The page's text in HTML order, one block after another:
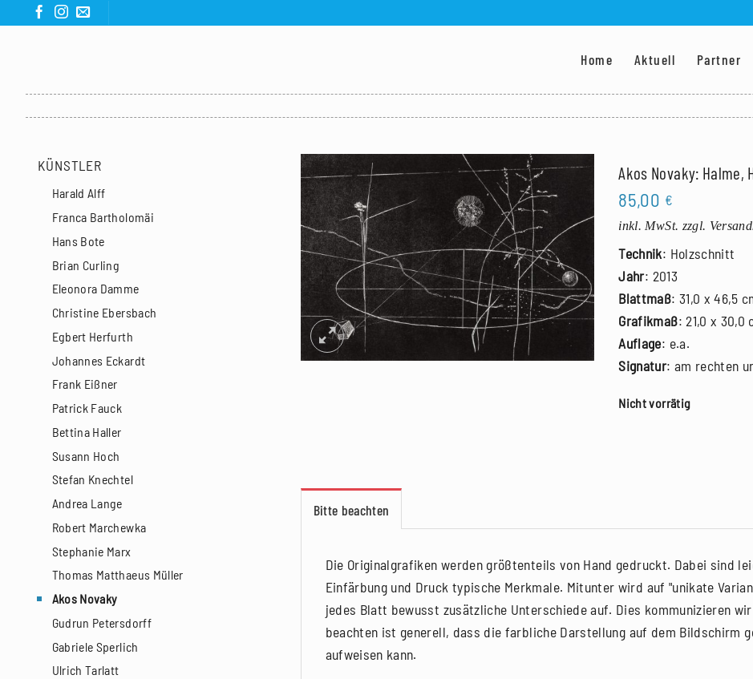
Home Aktuell Partner
KÜNSTLER
Harald Alff
Franca Bartholomäi
Hans Bote
Brian Curling
Eleonora Damme
Christine Ebersbach
Egbert Herfurth
Johannes Eckardt
Frank Eißner
Patrick Fauck
Bettina Haller
Susann Hoch
Stefan Knechtel
Andrea Lange
Robert Marchewka
Stephanie Marx
Thomas Matthaeus Müller
Akos Novaky
Gudrun Petersdorff
Gabriele Sperlich
Ulrich Tarlatt
Akos Novaky: Halme,
85,00 €
inkl. MwSt. zzgl.
Technik: Holzschnitt
Jahr: 2013
Blattmaß: 31,0 x 46,5
Grafikmaß: 21,0 x 30,0
Auflage: e.a.
Signatur: am rechten
Nicht vorrätig
Bitte beachten
Die Originalgrafiken werden größtenteils von Hand gedruckt. Dabei sind
Einfärbung und Druck typische Merkmale. Mitunter wird auf "unikate
jedes Blatt bewusst zusätzliche Unterschiede auf. Dies kommunizieren
beachten ist generell, dass die farbliche Darstellung auf dem Bildschirm
aufweisen kann.